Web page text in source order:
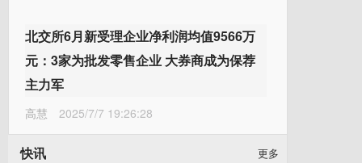
北交所6月新受理企业净利润均值9566万
元：3家为批发零售企业 大券商成为保荐
主力军
高慧 2025/7/7 19:26:28
快讯 更多